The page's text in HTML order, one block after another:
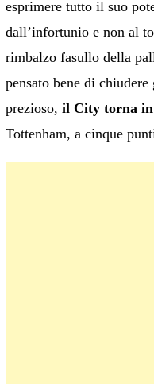
esprimere tutto il suo
dall’infortunio e non al
rimbalzo fasullo della
pensato bene di
prezioso, il City torna in
Tottenham, a cinque